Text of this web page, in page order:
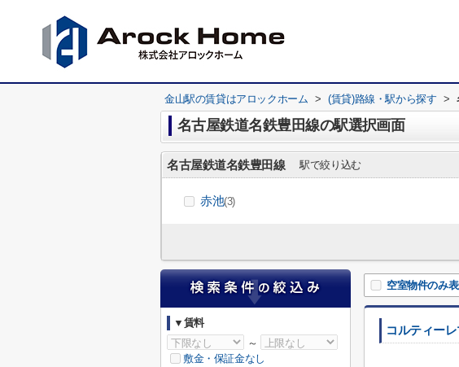
金山駅の賃貸はアロックホーム > (賃貸)路線・駅から探す >
名古屋鉄道名鉄豊田線の駅選択画面
名古屋鉄道名鉄豊田線 駅で絞り込む
赤池(3)
空室物件のみ
コルティー
▼賃料
～
敷金・保証金なし